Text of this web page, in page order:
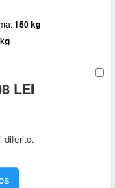
150 kg
LEI
diferite.